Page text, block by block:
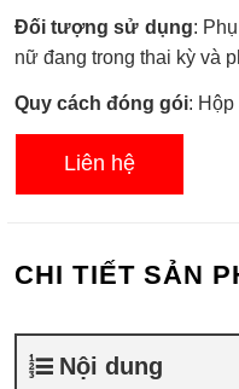
Đối tượng sử dụng:
nữ đang trong thai kỳ và
Quy cách đóng gói: Hộp
Liên hệ
CHI TIẾT SẢN
Nội dung